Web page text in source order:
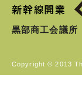
黒部商工会議所
Copyright © 2013